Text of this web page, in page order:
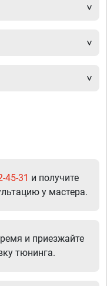
45-31 и получите
у мастера.
и приезжайте
тюнинга.